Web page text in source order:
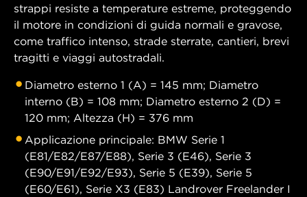
strappi resiste a temperature estreme, proteggendo
il motore in condizioni di guida normali e gravose,
come traffico intenso, strade sterrate, cantieri, brevi
tragitti e viaggi autostradali.
Diametro esterno 1 (A) = 145 mm; Diametro
interno (B) = 108 mm; Diametro esterno 2 (D) =
120 mm; Altezza (H) = 376 mm
Applicazione principale: BMW Serie 1
(E81/E82/E87/E88), Serie 3 (E46), Serie 3
(E90/E91/E92/E93), Serie 5 (E39), Serie 5
(E60/E61), Serie X3 (E83) Landrover Freelander I